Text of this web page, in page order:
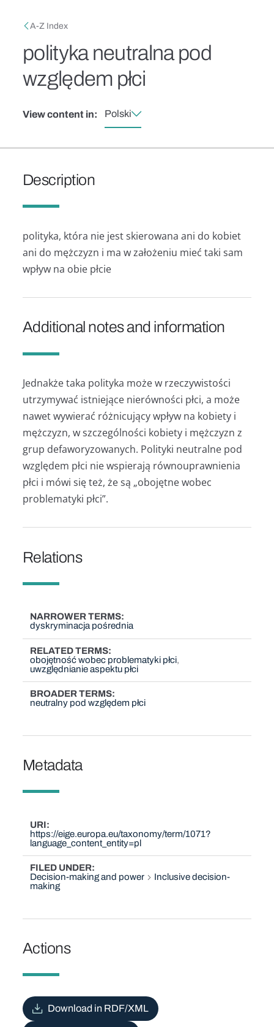
Breadcrumb
A-Z Index
polityka neutralna pod
względem płci
View content in: Polski
Description
polityka, która nie jest skierowana ani do kobiet
ani do mężczyzn i ma w założeniu mieć taki sam
wpływ na obie płcie
Additional notes and information
Jednakże taka polityka może w rzeczywistości
utrzymywać istniejące nierówności płci, a może
nawet wywierać różnicujący wpływ na kobiety i
mężczyzn, w szczególności kobiety i mężczyzn z
grup defaworyzowanych. Polityki neutralne pod
względem płci nie wspierają równouprawnienia
płci i mówi się też, że są „obojętne wobec
problematyki płci”.
Relations
NARROWER TERMS
dyskryminacja pośrednia
RELATED TERMS
obojętność wobec problematyki płci
uwzględnianie aspektu płci
BROADER TERMS
neutralny pod względem płci
Metadata
URI
https://eige.europa.eu/taxonomy/term/1071?
language_content_entity=pl
FILED UNDER
Decision-making and power
Inclusive decision-
making
Actions
Download in RDF/XML